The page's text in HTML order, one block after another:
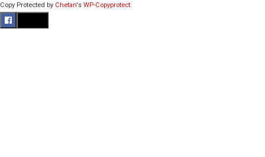
Copy Protected by Chetan's WP-Copyprotect.